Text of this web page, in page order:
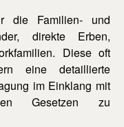
die Familien- und
direkte Erben,
Diese oft
eine detaillierte
im Einklang mit
Gesetzen zu